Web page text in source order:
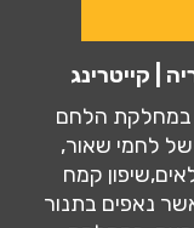
| קייטרינג
במחלקת הלחם
שונים של לחמי שאור,
קמח
נאפים בתנור